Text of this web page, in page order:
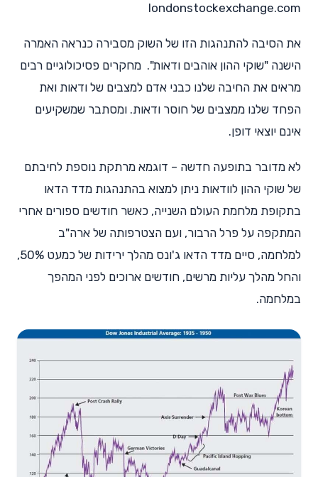
londonstockexchange.com
את הסיבה להתנהגות הזו של השוק מסבירה כנראה האמרה
הישנה "שוקי ההון אוהבים ודאות". מחקרים פסיכולוגיים רבים
מראים את החיבה שלנו כבני אדם למצבים של ודאות ואת
הפחד שלנו ממצבים של חוסר ודאות. ומסתבר שמשקיעים
אינם יוצאי דופן.
לא מדובר בתופעה חדשה – דוגמא מרתקת נוספת לחיבתם
של שוקי ההון לוודאות ניתן למצוא בהתנהגות מדד הדאו
בתקופת מלחמת העולם השנייה, כאשר חודשים ספורים אחרי
המתקפה על פרל הרבור, ועם הצטרפותה של ארה"ב
למלחמה, סיים מדד הדאו ג'ונס מהלך ירידות של כמעט 50%,
והחל מהלך עליות מרשים, חודשים ארוכים לפני המהפך
במלחמה.